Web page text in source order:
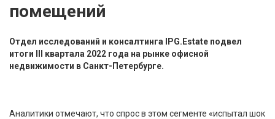
помещений
Отдел исследований и консалтинга IPG.Estate подвел
итоги III квартала 2022 года на рынке офисной
недвижимости в Санкт-Петербурге.
Аналитики отмечают, что спрос в этом сегменте «испытал шок